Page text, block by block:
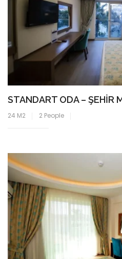
STANDART ODA – ŞEHIR
24 M2 2 People